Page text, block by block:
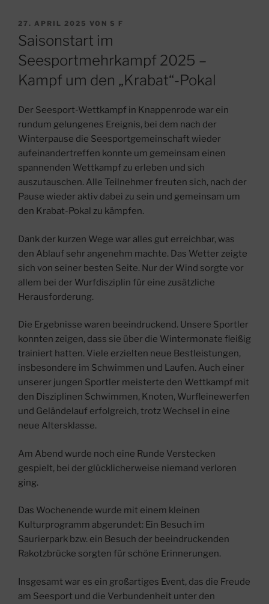
VERÖFFENTLICHT
AM
27. APRIL 2025 VON S F
Saisonstart im
Seesportmehrkampf 2025 –
Kampf um den „Krabat“-Pokal
Der Seesport-Wettkampf in Knappenrode war ein
rundum gelungenes Ereignis, bei dem nach der
Winterpause die Seesportgemeinschaft wieder
aufeinandertreffen konnte um gemeinsam einen
spannenden Wettkampf zu erleben und sich
auszutauschen. Alle Teilnehmer freuten sich, nach der
Pause wieder aktiv dabei zu sein und gemeinsam um
den Krabat-Pokal zu kämpfen.
Dank der kurzen Wege war alles gut erreichbar, was
den Ablauf sehr angenehm machte. Das Wetter zeigte
sich von seiner besten Seite. Nur der Wind sorgte vor
allem bei der Wurfdisziplin für eine zusätzliche
Herausforderung.
Die Ergebnisse waren beeindruckend. Unsere Sportler
konnten zeigen, dass sie über die Wintermonate fleißig
trainiert hatten. Viele erzielten neue Bestleistungen,
insbesondere im Schwimmen und Laufen. Auch einer
unserer jungen Sportler meisterte den Wettkampf mit
den Disziplinen Schwimmen, Knoten, Wurfleinewerfen
und Geländelauf erfolgreich, trotz Wechsel in eine
neue Altersklasse.
Am Abend wurde noch eine Runde Verstecken
gespielt, bei der glücklicherweise niemand verloren
ging.
Das Wochenende wurde mit einem kleinen
Kulturprogramm abgerundet: Ein Besuch im
Saurierpark bzw. ein Besuch der beeindruckenden
Rakotzbrücke sorgten für schöne Erinnerungen.
Insgesamt war es ein großartiges Event, das die Freude
am Seesport und die Verbundenheit unter den